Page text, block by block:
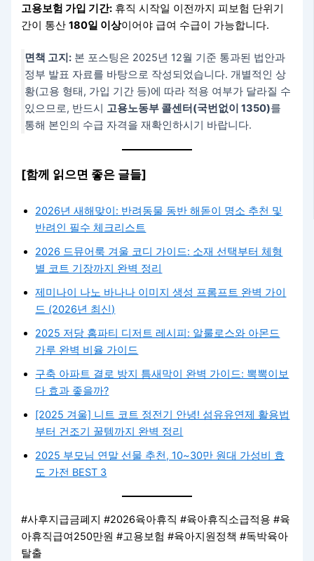
고용보험 가입 기간: 휴직 시작일 이전까지 피보험 단위기
간이 통산180일 이상이어야 급여 수급이 가능합니다.
면책 고지: 본 포스팅은 2025년 12월 기준 통과된 법안과
정부 발표 자료를 바탕으로 작성되었습니다. 개별적인 상
황(고용 형태, 가입 기간 등)에 따라 적용 여부가 달라질 수
있으므로, 반드시 고용노동부 콜센터(국번없이 1350)를
통해 본인의 수급 자격을 재확인하시기 바랍니다.
[함께 읽으면 좋은 글들]
2026년 새해맞이: 반려동물 동반 해돋이 명소 추천 및
반려인 필수 체크리스트
2026 드뮤어룩 겨울 코디 가이드: 소재 선택부터 체형
별 코트 기장까지 완벽 정리
제미나이 나노 바나나 이미지 생성 프롬프트 완벽 가이
드 (2026년 최신)
2025 저당 홈파티 디저트 레시피: 알룰로스와 아몬드
가루 완벽 비율 가이드
구축 아파트 결로 방지 틈새막이 완벽 가이드: 뽁뽁이보
다 효과 좋을까?
[2025 겨울] 니트 코트 정전기 안녕! 섬유유연제 활용법
부터 건조기 꿀템까지 완벽 정리
2025 부모님 연말 선물 추천, 10~30만 원대 가성비 효
도 가전 BEST 3
#사후지급금폐지 #2026육아휴직 #육아휴직소급적용 #육
아휴직급여250만원 #고용보험 #육아지원정책 #독박육아
탈출